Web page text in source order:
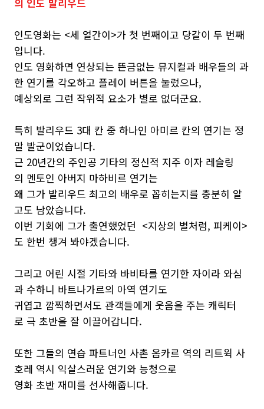
인도영화는 <세 얼간이>가 첫 번째이고 당갈이 두 번째
입니다.
인도 영화하면 연상되는 뜬금없는 뮤지컬과 배우들의 과
한 연기를 각오하고 플레이 버튼을 눌렀으나,
예상외로 그런 작위적 요소가 별로 없더군요.
특히 발리우드 3대 칸 중 하나인 아미르 칸의 연기는 정
말 발군이었습니다.
근 20년간의 주인공 기타의 정신적 지주 이자 레슬링
의 멘토인 아버지 마하비르 연기는
왜 그가 발리우드 최고의 배우로 꼽히는지를 충분히 알
고도 남았습니다.
이번 기회에 그가 출연했었던 <지상의 별처럼, 피케이>
도 한번 챙겨 봐야겠습니다.
그리고 어린 시절 기타와 바비타를 연기한 자이라 와심
과 수하니 바트나가르의 아역 연기도
귀엽고 깜찍하면서도 관객들에게 웃음을 주는 캐릭터
로 극 초반을 잘 이끌어갑니다.
또한 그들의 연습 파트너인 사촌 옴카르 역의 리트윅 사
호레 역시 익살스러운 연기와 능청으로
영화 초반 재미를 선사해줍니다.